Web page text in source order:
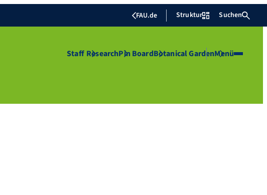
FAU.de Struktur Suchen
Staff ResearchPin BoardBotanical GardenMenü